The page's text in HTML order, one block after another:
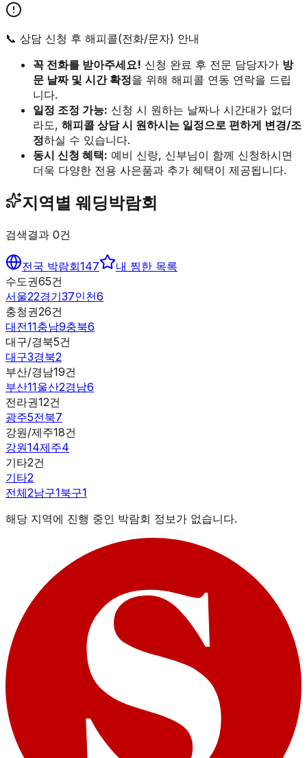
📞 상담 신청 후 해피콜(전화/문자) 안내
꼭 전화를 받아주세요! 신청 완료 후 전문 담당자가 방
문 날짜 및 시간 확정을 위해 해피콜 연동 연락을 드립
니다.
일정 조정 가능: 신청 시 원하는 날짜나 시간대가 없더
라도, 해피콜 상담 시 원하시는 일정으로 편하게 변경/조
정하실 수 있습니다.
동시 신청 혜택: 예비 신랑, 신부님이 함께 신청하시면
더욱 다양한 전용 사은품과 추가 혜택이 제공됩니다.
지역별 웨딩박람회
검색결과 0건
전국 박람회147
내 찜한 목록
수도권65건
서울22경기37인천6
충청권26건
대전11충남9충북6
대구/경북5건
대구3경북2
부산/경남19건
부산11울산2경남6
전라권12건
광주5전북7
강원/제주18건
강원14제주4
기타2건
기타2
전체2남구1북구1
해당 지역에 진행 중인 박람회 정보가 없습니다.